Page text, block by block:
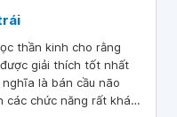
thần kinh cho rằng
giải thích tốt nhất
là bán cầu não
các chức năng rất khác